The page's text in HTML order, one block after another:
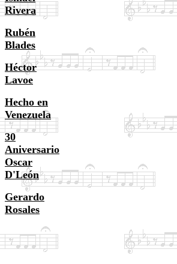
Rivera
Rubén
Blades
Héctor
Lavoe
Hecho en
Venezuela
30
Aniversario
Oscar
D'León
Gerardo
Rosales